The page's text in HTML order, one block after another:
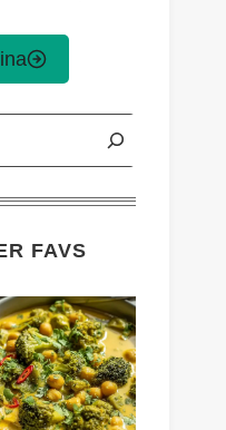
FAVS